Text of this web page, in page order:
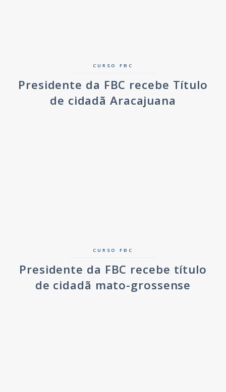
CURSO FBC
Presidente da FBC recebe Título
de cidadã Aracajuana
CURSO FBC
Presidente da FBC recebe título
de cidadã mato-grossense